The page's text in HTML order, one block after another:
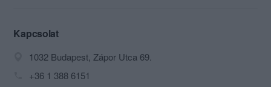
közepe”. Beszaladtam hozzá a
Kapcsolat
1032 Budapest, Zápor Utca 69.
+36 1 388 6151